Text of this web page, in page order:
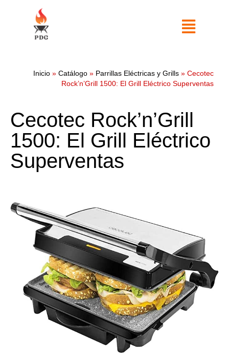
Inicio » Catálogo » Parrillas Eléctricas y Grills » Cecotec
Rock’n’Grill 1500: El Grill Eléctrico Superventas
Cecotec Rock’n’Grill
1500: El Grill Eléctrico
Superventas